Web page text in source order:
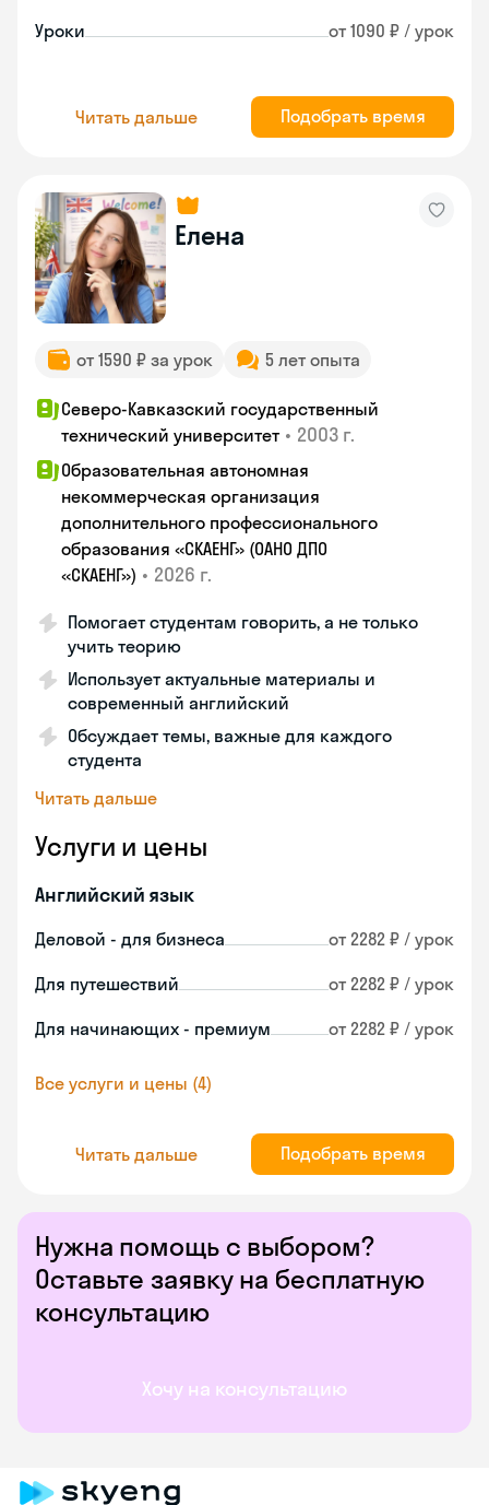
Нужна помощь с выбором?
Оставьте заявку на бесплатную
консультацию
Хочу на консультацию
Уроки от 1090 ₽ / урок
Читать дальше Подобрать время
Елена
от 1590 ₽ за урок 5 лет опыта
Северо-Кавказский государственный
технический университет • 2003 г.
Образовательная автономная
некоммерческая организация
дополнительного профессионального
образования «СКАЕНГ» (ОАНО ДПО
«СКАЕНГ») • 2026 г.
Помогает студентам говорить, а не только
учить теорию
Использует актуальные материалы и
современный английский
Обсуждает темы, важные для каждого
студента
Читать дальше
Услуги и цены
Английский язык
Деловой - для бизнеса от 2282 ₽ / урок
Для путешествий от 2282 ₽ / урок
Для начинающих - премиум от 2282 ₽ / урок
Все услуги и цены (4)
Читать дальше Подобрать время